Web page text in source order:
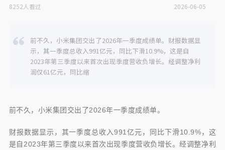
8252人看过 2026-06-05
前不久，小米集团交出了2026年一季度成绩单。财报数据显
示，其一季度总收入991亿元，同比下滑10.9%，这是自
前不久，小米集团交出了2026年一季度成绩单。
财报数据显示，其一季度总收入991亿元，同比下滑10.9%，这
是自2023年第三季度以来首次出现季度营收负增长。经调整净利